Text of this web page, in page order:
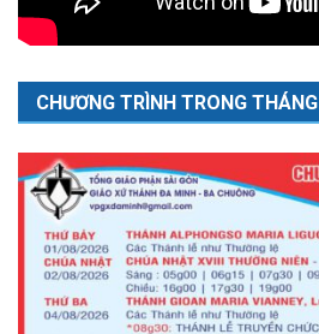
CHƯƠNG TRÌNH TRONG THÁNG